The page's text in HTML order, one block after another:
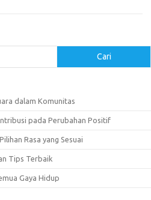
Cari
dalam Komunitas
pada Perubahan Positif
Rasa yang Sesuai
Tips Terbaik
Gaya Hidup